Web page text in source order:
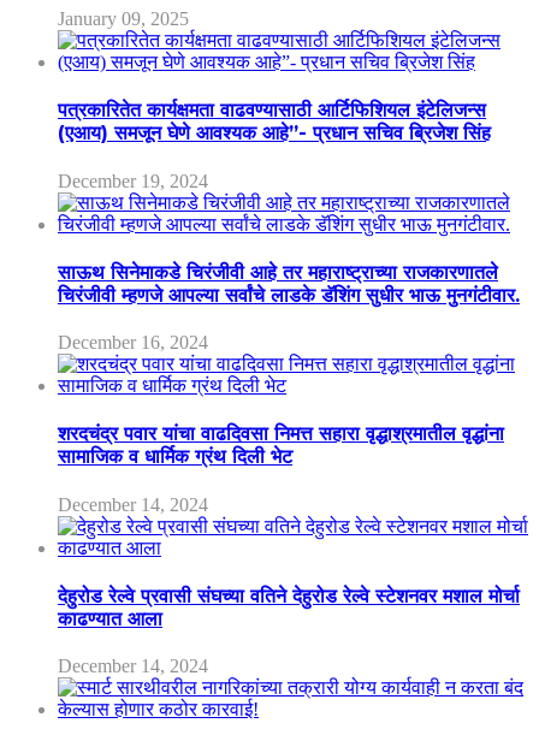
January 09, 2025
पत्रकारितेत कार्यक्षमता वाढवण्यासाठी आर्टिफिशियल इंटेलिजन्स
(एआय) समजून घेणे आवश्यक आहे”- प्रधान सचिव ब्रिजेश सिंह
December 19, 2024
साऊथ सिनेमाकडे चिरंजीवी आहे तर महाराष्ट्राच्या राजकारणातले
चिरंजीवी म्हणजे आपल्या सर्वांचे लाडके डॅशिंग सुधीर भाऊ मुनगंटीवार.
December 16, 2024
शरदचंद्र पवार यांचा वाढदिवसा निमत्त सहारा वृद्धाश्रमातील वृद्धांना
सामाजिक व धार्मिक ग्रंथ दिली भेट
December 14, 2024
देहुरोड रेल्वे प्रवासी संघच्या वतिने देहुरोड रेल्वे स्टेशनवर मशाल मोर्चा
काढण्यात आला
December 14, 2024